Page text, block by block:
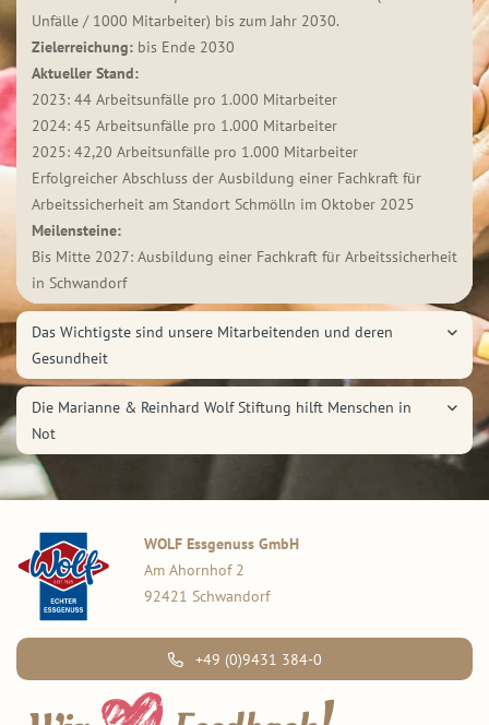
Unfälle / 1000 Mitarbeiter) bis zum Jahr 2030.
Zielerreichung: bis Ende 2030
Aktueller Stand:
2023: 44 Arbeitsunfälle pro 1.000 Mitarbeiter
2024: 45 Arbeitsunfälle pro 1.000 Mitarbeiter
2025: 42,20 Arbeitsunfälle pro 1.000 Mitarbeiter
Erfolgreicher Abschluss der Ausbildung einer Fachkraft für
Arbeitssicherheit am Standort Schmölln im Oktober 2025
Meilensteine:
Bis Mitte 2027: Ausbildung einer Fachkraft für Arbeitssicherheit
in Schwandorf
Das Wichtigste sind unsere Mitarbeitenden und deren
Gesundheit
Die Marianne & Reinhard Wolf Stiftung hilft Menschen in
Not
WOLF Essgenuss GmbH
Am Ahornhof 2
92421 Schwandorf
+49 (0)9431 384-0